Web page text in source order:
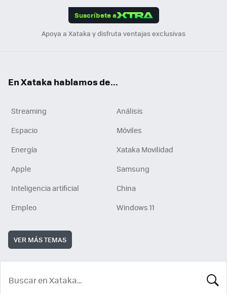
Suscríbete a
Apoya a Xataka y disfruta ventajas exclusivas
En Xataka hablamos de...
Streaming
Análisis
Espacio
Móviles
Energía
Xataka Movilidad
Apple
Samsung
Inteligencia artificial
China
Empleo
Windows 11
VER MÁS TEMAS